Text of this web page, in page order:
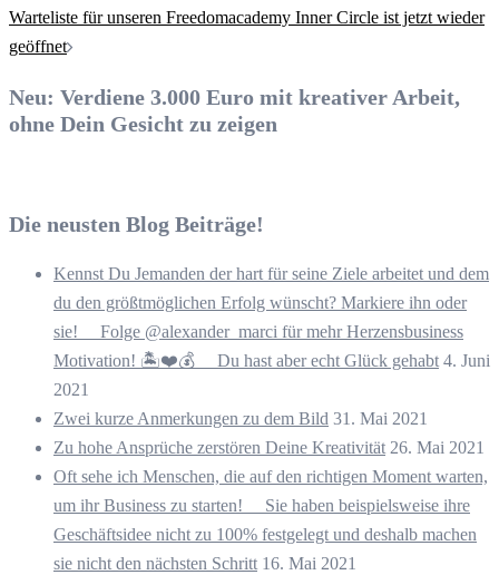
Warteliste für unseren Freedomacademy Inner Circle ist jetzt wieder
geöffnet
Neu: Verdiene 3.000 Euro mit kreativer Arbeit,
ohne Dein Gesicht zu zeigen
Die neusten Blog Beiträge!
Kennst Du Jemanden der hart für seine Ziele arbeitet und dem
du den größtmöglichen Erfolg wünscht? Markiere ihn oder
sie! ⠀ Folge @alexander_marci für mehr Herzensbusiness
Motivation! 🏝️❤️💰 ⠀ Du hast aber echt Glück gehabt 4. Juni
2021
Zwei kurze Anmerkungen zu dem Bild 31. Mai 2021
Zu hohe Ansprüche zerstören Deine Kreativität 26. Mai 2021
Oft sehe ich Menschen, die auf den richtigen Moment warten,
um ihr Business zu starten! ⠀ Sie haben beispielsweise ihre
Geschäftsidee nicht zu 100% festgelegt und deshalb machen
sie nicht den nächsten Schritt 16. Mai 2021